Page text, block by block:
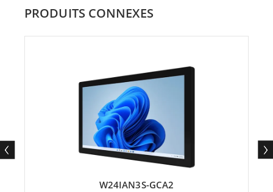
PRODUITS CONNEXES
W24IAN3S-GCA2